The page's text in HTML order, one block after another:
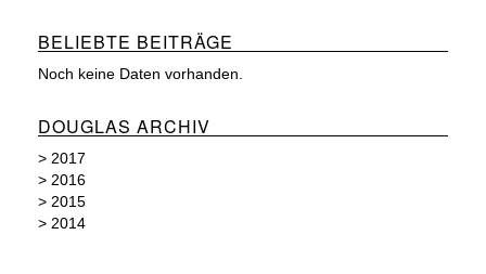
BELIEBTE BEITRÄGE
Noch keine Daten vorhanden.
DOUGLAS ARCHIV
> 2017
> 2016
> 2015
> 2014